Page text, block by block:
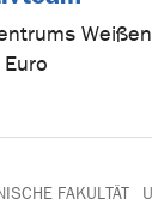
FAKULTÄT